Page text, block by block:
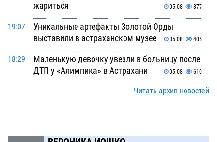
жариться
05.08 377
19:07
Уникальные артефакты Золотой Орды
выставили в астраханском музее
05.08 405
18:29
Маленькую девочку увезли в больницу после
ДТП у «Алимпика» в Астрахани
05.08 610
Всероссийская летняя перепись воробьев
десять раз выезжали на борьбу с огнем
Читать архив новостей